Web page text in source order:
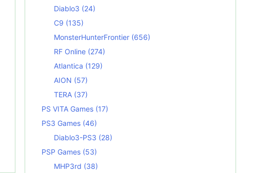
Diablo3 (24)
C9 (135)
MonsterHunterFrontier (656)
RF Online (274)
Atlantica (129)
AION (57)
TERA (37)
PS VITA Games (17)
PS3 Games (46)
Diablo3-PS3 (28)
PSP Games (53)
MHP3rd (38)